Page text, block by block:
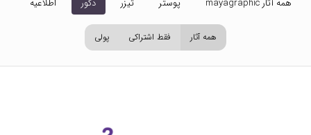
همه آثار mayagraphic پوستر تیزر دکور اطلاعیه
همه آثار فقط اشتراکی پولی